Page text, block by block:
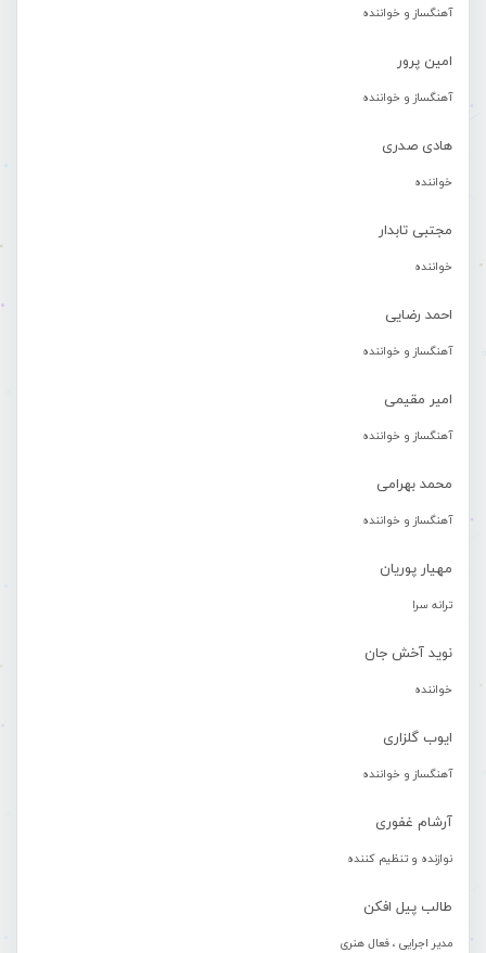
آهنگساز و خواننده
امین پرور
آهنگساز و خواننده
هادی صدری
خواننده
مجتبی تابدار
خواننده
احمد رضایی
آهنگساز و خواننده
امیر مقیمی
آهنگساز و خواننده
محمد بهرامی
آهنگساز و خواننده
مهیار پوریان
ترانه سرا
نوید آخش جان
خواننده
ایوب گلزاری
آهنگساز و خواننده
آرشام غفوری
نوازنده و تنظیم کننده
طالب پیل افکن
مدیر اجرایی ، فعال هنری